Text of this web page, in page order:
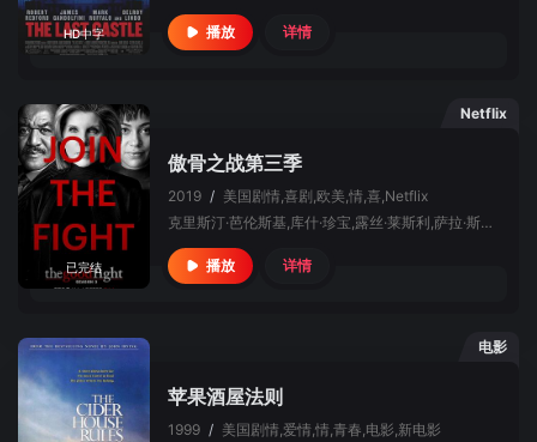
HD中字 播放 详情
Netflix
已完结
傲骨之战第三季
2019 / 美国剧情,喜剧,欧美,情,喜,Netflix
克里斯汀·芭伦斯基,库什·珍宝,露丝·莱斯利,萨拉·斯蒂尔,尼扬比·尼扬比,迈克尔·波特曼,奥德拉·麦克唐纳,德尔罗伊·林多,盖瑞·科尔,雷吉娜·泰勒,凯沙·夏普,亚历克斯·赫特,麦克·辛,西恩·帕特里克·汤玛斯,理查德·坎德,克里斯·巴特勒,杰里米·格雷泽,泰隆·米切尔·亨德森,安德列·马丁,阿什·克里斯蒂安,路易斯·小泽·张简,辛西娅·达洛,黛博拉·奥夫纳,艾伦·特维特,凯蒂·芬内朗,坦贝拉·佩里,迈克尔·尤瑞,马里克·潘考利,安东尼·德·桑多,威廉·M·芬克尔施泰因,凯特·希德尔,劳伦·帕滕,迪德尔
播放 详情
电影
苹果酒屋法则
1999 / 美国剧情,爱情,情,青春,电影,新电影